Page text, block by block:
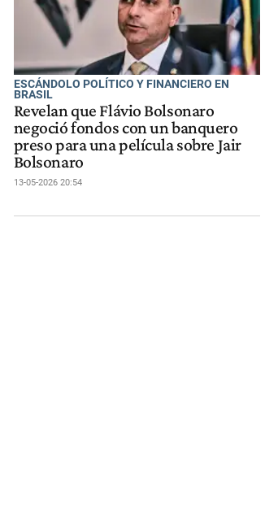
ESCÁNDOLO POLÍTICO Y FINANCIERO EN
BRASIL
Revelan que Flávio Bolsonaro
negoció fondos con un banquero
preso para una película sobre Jair
Bolsonaro
13-05-2026 20:54